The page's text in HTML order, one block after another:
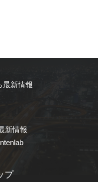
最新情報
新情報
プ